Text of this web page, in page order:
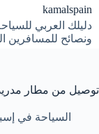
التجاوز
إلى
المحتوى
kamalspain
دليلك العربي
ونصائح للمسافرين
توصيل من مطار
السياحة في